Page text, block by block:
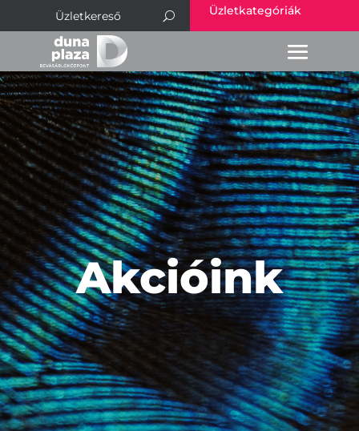
Üzletkategóriák
Akcióink